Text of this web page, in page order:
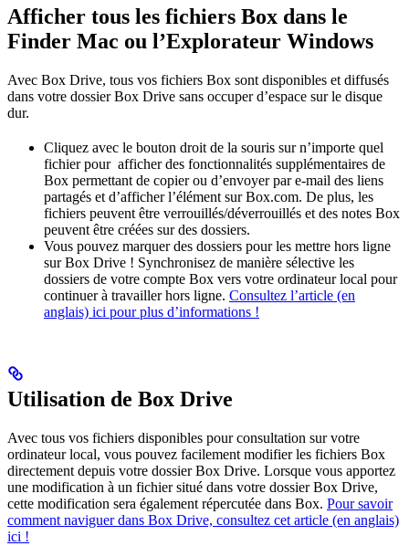
Afficher tous les fichiers Box dans le
Finder Mac ou l’Explorateur Windows
Avec Box Drive, tous vos fichiers Box sont disponibles et diffusés
dans votre dossier Box Drive sans occuper d’espace sur le disque
dur.
Cliquez avec le bouton droit de la souris sur n’importe quel
fichier pour afficher des fonctionnalités supplémentaires de
Box permettant de copier ou d’envoyer par e-mail des liens
partagés et d’afficher l’élément sur Box.com. De plus, les
fichiers peuvent être verrouillés/déverrouillés et des notes Box
peuvent être créées sur des dossiers.
Vous pouvez marquer des dossiers pour les mettre hors ligne
sur Box Drive ! Synchronisez de manière sélective les
dossiers de votre compte Box vers votre ordinateur local pour
continuer à travailler hors ligne. Consultez l’article (en
anglais) ici pour plus d’informations !
Utilisation de Box Drive
Avec tous vos fichiers disponibles pour consultation sur votre
ordinateur local, vous pouvez facilement modifier les fichiers Box
directement depuis votre dossier Box Drive. Lorsque vous apportez
une modification à un fichier situé dans votre dossier Box Drive,
cette modification sera également répercutée dans Box. Pour savoir
comment naviguer dans Box Drive, consultez cet article (en anglais)
ici !